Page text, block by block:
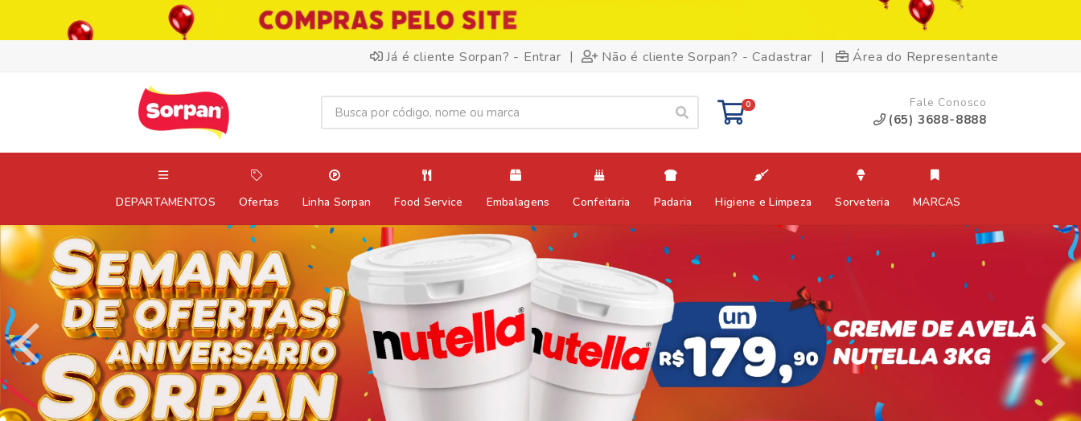
Já é cliente Sorpan? - Entrar | Não é cliente Sorpan? - Cadastrar | Área do Representante
0 Fale Conosco
(65) 3688-8888
DEPARTAMENTOS Ofertas Linha Sorpan Food Service Embalagens Confeitaria Padaria Higiene e Limpeza Sorveteria MARCAS